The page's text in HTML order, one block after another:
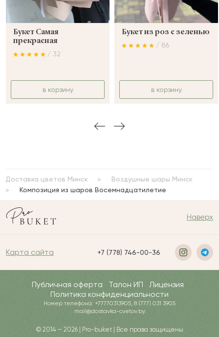
Букет Самая
прекрасная
/ 32
в корзину
Букет из роз с зеленью
/ 86
в корзину
Доставка цветов Минск
Воздушные шары Минск
Композиция из шаров Восемнадцатилетие
Наверх
Карта сайта +7 (778) 746-00-36
Публичная оферта Талон ИП
Лицензия
Политика конфиденциальности
Номер телефона: +77770313905, 8 (777) 031 3905
mail@dostavka-cvetov.by
© 2014 — 2026 | Pro-buket | Все права защищены